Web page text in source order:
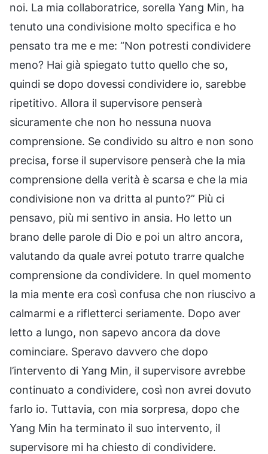
noi. La mia collaboratrice, sorella Yang Min, ha
tenuto una condivisione molto specifica e ho
pensato tra me e me: “Non potresti condividere
meno? Hai già spiegato tutto quello che so,
quindi se dopo dovessi condividere io, sarebbe
ripetitivo. Allora il supervisore penserà
sicuramente che non ho nessuna nuova
comprensione. Se condivido su altro e non sono
precisa, forse il supervisore penserà che la mia
comprensione della verità è scarsa e che la mia
condivisione non va dritta al punto?” Più ci
pensavo, più mi sentivo in ansia. Ho letto un
brano delle parole di Dio e poi un altro ancora,
valutando da quale avrei potuto trarre qualche
comprensione da condividere. In quel momento
la mia mente era così confusa che non riuscivo a
calmarmi e a rifletterci seriamente. Dopo aver
letto a lungo, non sapevo ancora da dove
cominciare. Speravo davvero che dopo
l’intervento di Yang Min, il supervisore avrebbe
continuato a condividere, così non avrei dovuto
farlo io. Tuttavia, con mia sorpresa, dopo che
Yang Min ha terminato il suo intervento, il
supervisore mi ha chiesto di condividere.